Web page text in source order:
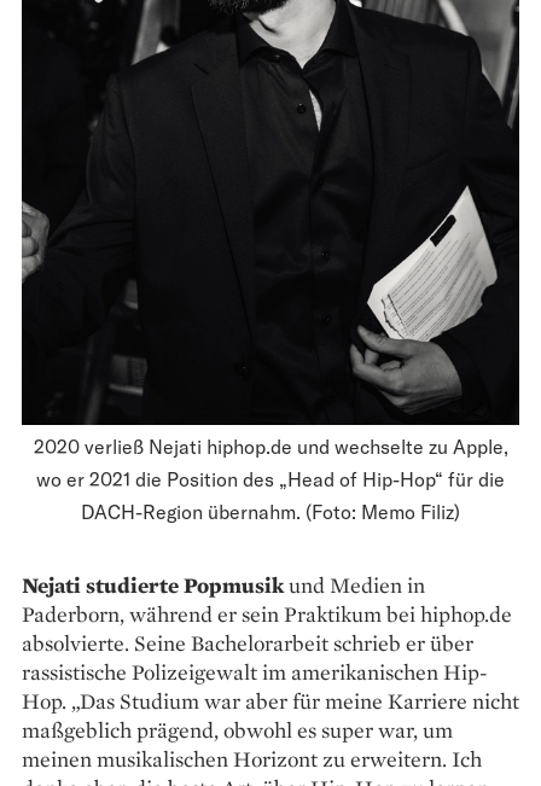
2020 verließ Nejati hiphop.de und wechselte zu Apple,
wo er 2021 die Position des „Head of Hip-Hop“ für die
DACH-Region übernahm. (Foto: Memo Filiz)
Nejati studierte Popmusikund Medien in
Paderborn, während er sein Praktikum bei hiphop.de
absolvierte. Seine Bachelorarbeit schrieb er über
rassistische Polizeigewalt im amerikanischen Hip-
Hop. „Das Studium war aber für meine Karriere nicht
maßgeblich prägend, obwohl es super war, um
meinen musikalischen Horizont zu erweitern. Ich